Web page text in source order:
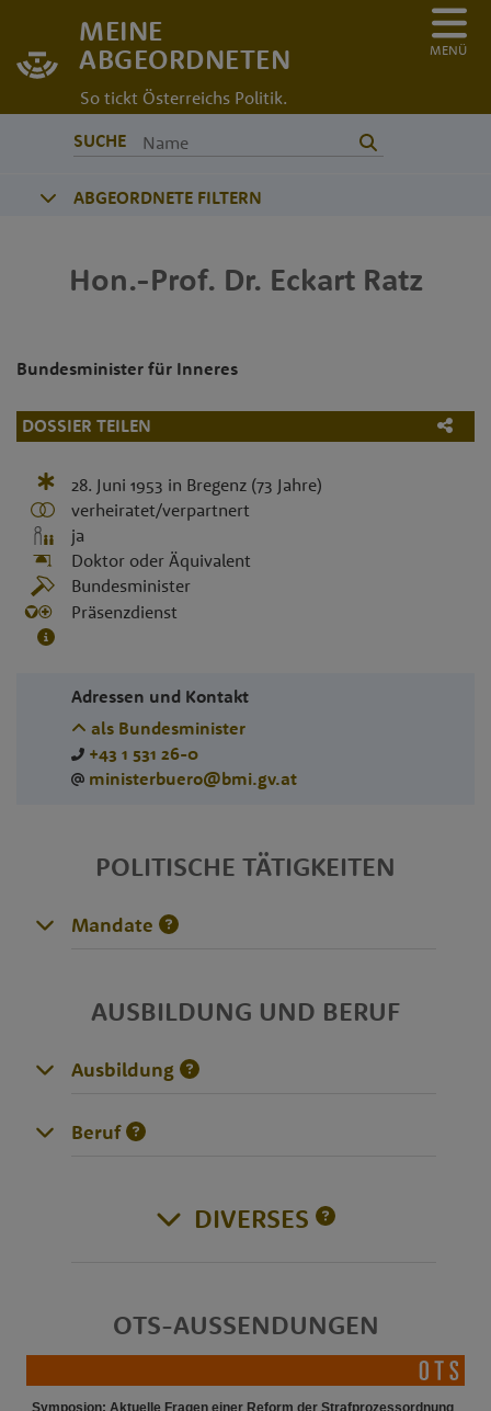
MEINE
ABGEORDNETEN
So tickt Österreichs Politik.
MENÜ
SUCHE
ABGEORDNETE FILTERN
Hon.-Prof. Dr. Eckart Ratz
Bundesminister für Inneres
DOSSIER TEILEN
28. Juni 1953 in Bregenz (73 Jahre)
verheiratet/verpartnert
ja
Doktor oder Äquivalent
Bundesminister
Präsenzdienst
Adressen und Kontakt
als Bundesminister
+43 1 531 26-0
ministerbuero@bmi.gv.at
POLITISCHE TÄTIGKEITEN
Mandate
AUSBILDUNG UND BERUF
Ausbildung
Beruf
DIVERSES
OTS-AUSSENDUNGEN